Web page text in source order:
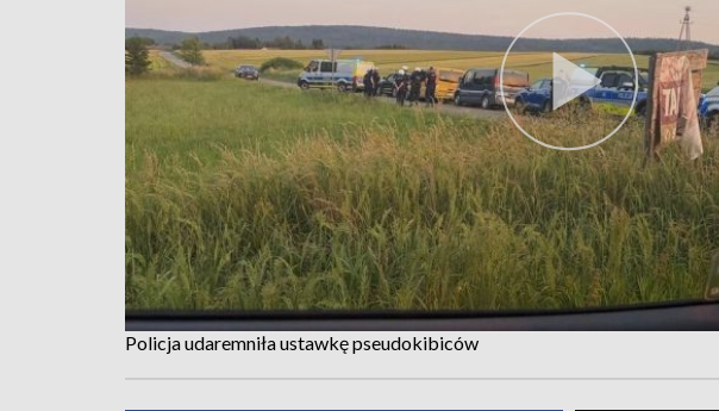
Policja udaremniła ustawkę pseudokibiców